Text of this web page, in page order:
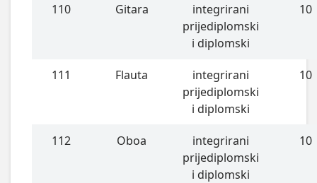
110 Gitara
integrirani
prijediplomski
i diplomski
10
111 Flauta
integrirani
prijediplomski
i diplomski
10
112 Oboa
integrirani
prijediplomski
i diplomski
10